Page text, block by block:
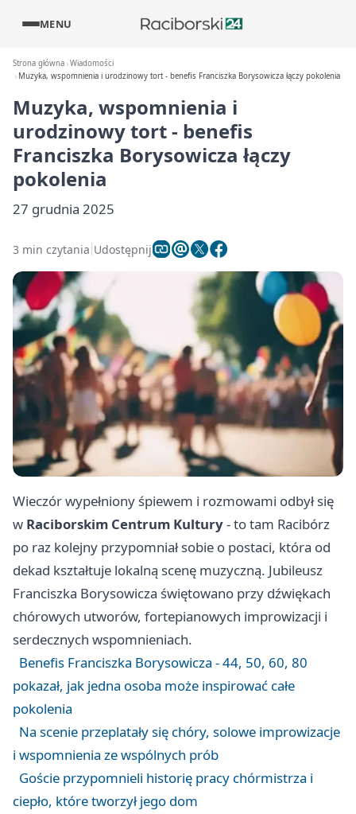
MENU
Strona główna Wiadomości
Muzyka, wspomnienia i urodzinowy tort - benefis Franciszka Borysowicza łączy pokolenia
Muzyka, wspomnienia i
urodzinowy tort - benefis
Franciszka Borysowicza łączy
pokolenia
27 grudnia 2025
3 min czytania Udostępnij
Wieczór wypełniony śpiewem i rozmowami odbył się
w Raciborskim Centrum Kultury- to tam Racibórz
po raz kolejny przypomniał sobie o postaci, która od
dekad kształtuje lokalną scenę muzyczną. Jubileusz
Franciszka Borysowicza świętowano przy dźwiękach
chórowych utworów, fortepianowych improwizacji i
serdecznych wspomnieniach.
Benefis Franciszka Borysowicza - 44, 50, 60, 80
pokazał, jak jedna osoba może inspirować całe
pokolenia
Na scenie przeplatały się chóry, solowe improwizacje
i wspomnienia ze wspólnych prób
Goście przypomnieli historię pracy chórmistrza i
ciepło, które tworzył jego dom